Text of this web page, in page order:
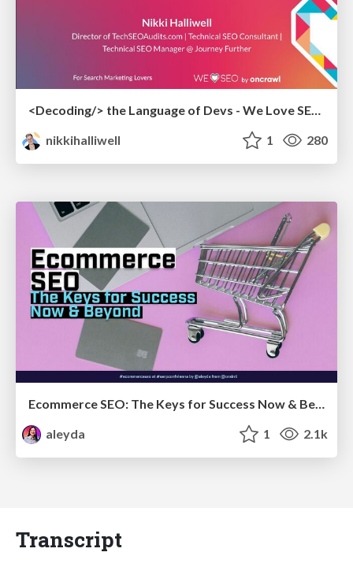
<Decoding/> the Language of Devs - We Love SEO 2024
nikkihalliwell
1 280
aleyda
1 2.1k
Transcript